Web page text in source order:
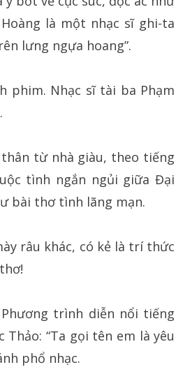
là một nhạc sĩ ghi-ta
lưng ngựa hoang”.
phim. Nhạc sĩ tài ba Phạm
từ nhà giàu, theo tiếng
tình ngắn ngủi giữa Đại
bài thơ tình lãng mạn.
râu khác, có kẻ là trí thức
trình diễn nổi tiếng
“Ta gọi tên em là yêu
phổ nhạc.